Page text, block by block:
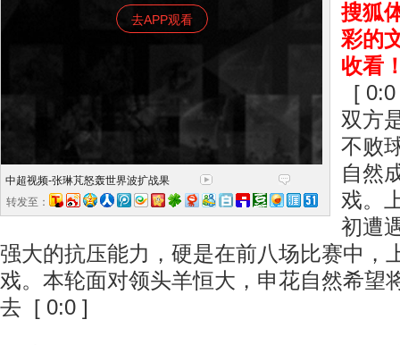
去APP观看
中超视频-张琳芃怒轰世界波扩战果
转发至：
搜狐
彩的
收看
[ 0:0
双方
不败
自然
戏。
初遭
强大的抗压能力，硬是在前八场比赛中，
戏。本轮面对领头羊恒大，申花自然希望
去 [ 0:0 ]